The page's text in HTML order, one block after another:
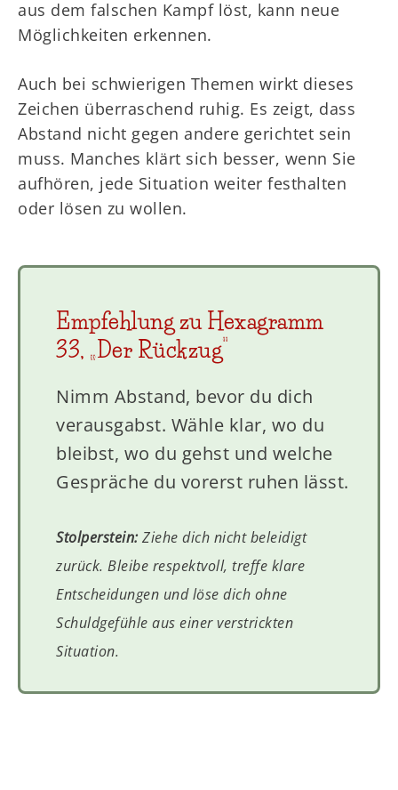
aus dem falschen Kampf löst, kann neue
Möglichkeiten erkennen.
Auch bei schwierigen Themen wirkt dieses
Zeichen überraschend ruhig. Es zeigt, dass
Abstand nicht gegen andere gerichtet sein
muss. Manches klärt sich besser, wenn Sie
aufhören, jede Situation weiter festhalten
oder lösen zu wollen.
Empfehlung zu Hexagramm
33, „Der Rückzug“
Nimm Abstand, bevor du dich
verausgabst. Wähle klar, wo du
bleibst, wo du gehst und welche
Gespräche du vorerst ruhen lässt.
Stolperstein:Ziehe dich nicht beleidigt
zurück. Bleibe respektvoll, treffe klare
Entscheidungen und löse dich ohne
Schuldgefühle aus einer verstrickten
Situation.